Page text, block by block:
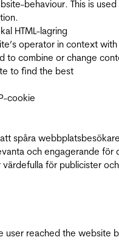
behaviour. This is
HTML-lagring
operator in context with
to combine or change
to find the best
cookie
spåra
och engagerande för
för publicister och
user reached the website